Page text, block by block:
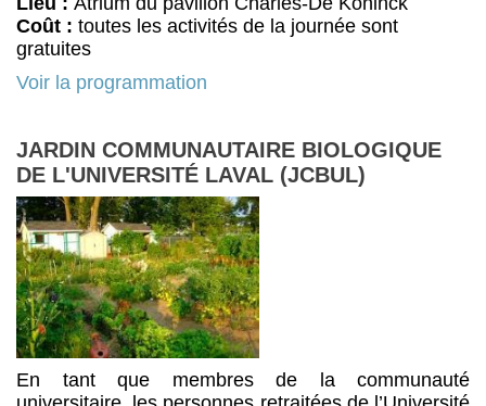
Coût : toutes les activités de la journée sont
gratuites
Voir la programmation
JARDIN COMMUNAUTAIRE BIOLOGIQUE
DE L'UNIVERSITÉ LAVAL (JCBUL)
En tant que membres de la communauté